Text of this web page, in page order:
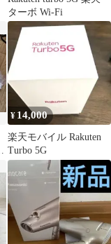
ターボ Wi-Fi
¥ 14,000
楽天モバイル Rakuten
Turbo 5G